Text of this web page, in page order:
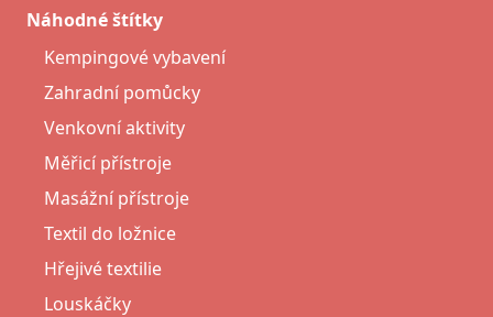
Náhodné štítky
Kempingové vybavení
Zahradní pomůcky
Venkovní aktivity
Měřicí přístroje
Masážní přístroje
Textil do ložnice
Hřejivé textilie
Louskáčky